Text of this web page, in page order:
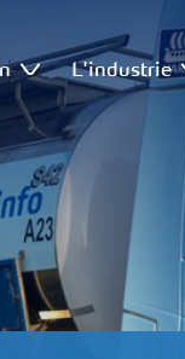
L'industrie